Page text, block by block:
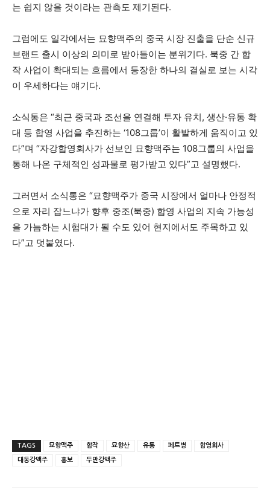
는 쉽지 않을 것이라는 관측도 제기된다.
그럼에도 일각에서는 묘향맥주의 중국 시장 진출을 단순 신규
브랜드 출시 이상의 의미로 받아들이는 분위기다. 북중 간 합
작 사업이 확대되는 흐름에서 등장한 하나의 결실로 보는 시각
이 우세하다는 얘기다.
소식통은 “최근 중국과 조선을 연결해 투자 유치, 생산·유통 확
대 등 합영 사업을 추진하는 ‘108그룹’이 활발하게 움직이고 있
다”며 “자강합영회사가 선보인 묘향맥주는 108그룹의 사업을
통해 나온 구체적인 성과물로 평가받고 있다”고 설명했다.
그러면서 소식통은 “묘향맥주가 중국 시장에서 얼마나 안정적
으로 자리 잡느냐가 향후 중조(북중) 합영 사업의 지속 가능성
을 가늠하는 시험대가 될 수도 있어 현지에서도 주목하고 있
다”고 덧붙였다.
TAGS 묘향맥주 합작 묘향산 유통 페트병 합영회사
대동강맥주 홍보 두만강맥주